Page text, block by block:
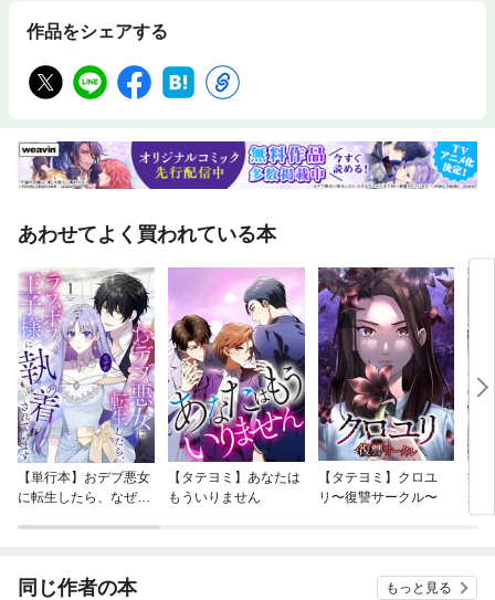
作品をシェアする
あわせてよく買われている本
【単行本】おデブ悪女
に転生したら、なぜか
【タテヨミ】あなたは
もういりません
【タテヨミ】クロユ
リ〜復讐サークル〜
病
が
ぎ
同じ作者の本 もっと見る